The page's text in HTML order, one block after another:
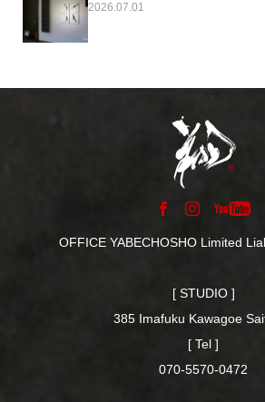
2026.07.01
OFFICE YABECHOSHO Limited
[ STUDIO ]
385 Imafuku Kawagoe
[ Tel ]
070-5570-0472